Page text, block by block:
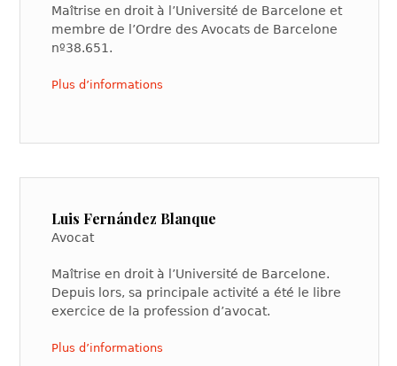
Maîtrise en droit à l’Université de Barcelone et
membre de l’Ordre des Avocats de Barcelone
nº38.651.
Plus d’informations
Luis Fernández Blanque
Avocat
Maîtrise en droit à l’Université de Barcelone.
Depuis lors, sa principale activité a été le libre
exercice de la profession d’avocat.
Plus d’informations